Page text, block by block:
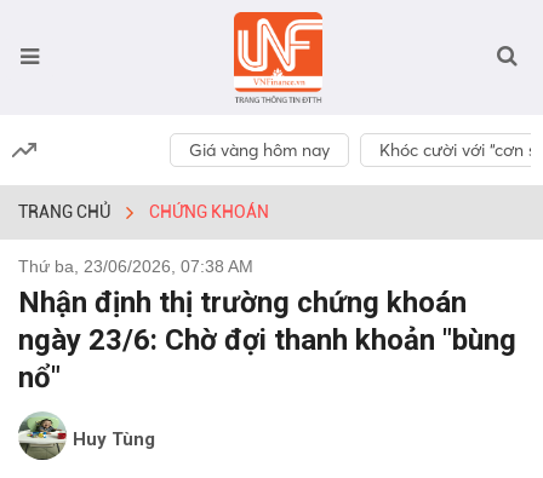
Giá vàng hôm nay Khóc cười với “cơn
TRANG CHỦ CHỨNG KHOÁN
Thứ ba, 23/06/2026, 07:38 AM
Nhận định thị trường chứng khoán
ngày 23/6: Chờ đợi thanh khoản "bùng
nổ"
Huy Tùng